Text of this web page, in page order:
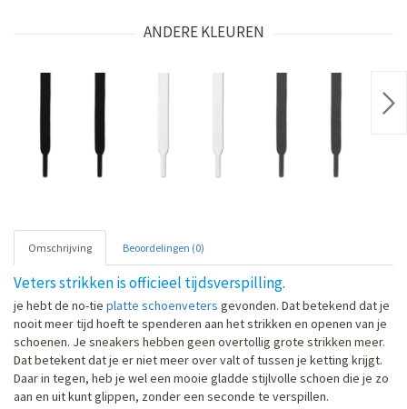
ANDERE KLEUREN
Omschrijving Beoordelingen (0)
Veters strikken is officieel tijdsverspilling.
je hebt de no-tie platte schoenveters gevonden. Dat betekend dat je
nooit meer tijd hoeft te spenderen aan het strikken en openen van je
schoenen. Je sneakers hebben geen overtollig grote strikken meer.
Dat betekent dat je er niet meer over valt of tussen je ketting krijgt.
Daar in tegen, heb je wel een mooie gladde stijlvolle schoen die je zo
aan en uit kunt glippen, zonder een seconde te verspillen.